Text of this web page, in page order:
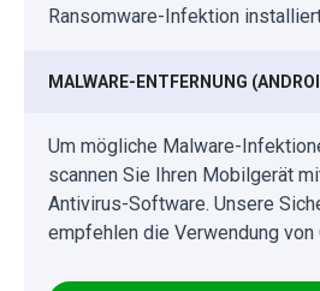
Ransomware-Infektion
MALWARE-ENTFERNUNG
Um mögliche Malware-
scannen Sie Ihren Mobilgerät
Antivirus-Software. Unsere
empfehlen die Verwendung von